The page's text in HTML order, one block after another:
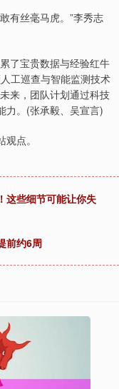
有丝毫马虎。”李秀志
了宝贵数据与经验红牛
工巡查与智能监测技术
来，团队计划通过科技
力。(张承毅、吴宣言)
点。
这些细节可能让你失
前约6周